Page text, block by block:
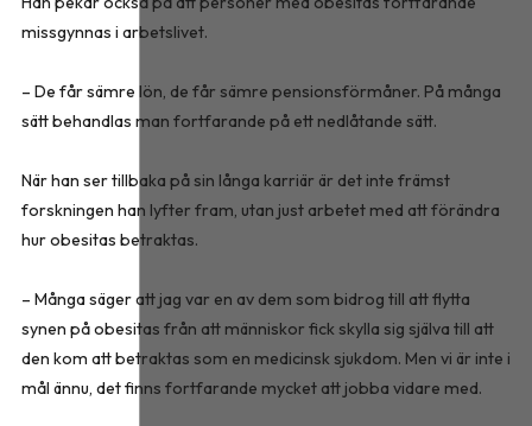
missgynnas i arbetslivet.
– De får sämre lön, de får sämre pensionsförmåner. På många
sätt behandlas man fortfarande på ett nedlåtande sätt.
När han ser tillbaka på sin långa karriär är det inte främst
forskningen han lyfter fram, utan just arbetet med att förändra
hur obesitas betraktas.
– Många säger att jag var en av dem som bidrog till att flytta
synen på obesitas från att människor fick skylla sig själva till att
den kom att betraktas som en medicinsk sjukdom. Men vi är inte i
mål ännu, det finns fortfarande mycket att jobba vidare med.